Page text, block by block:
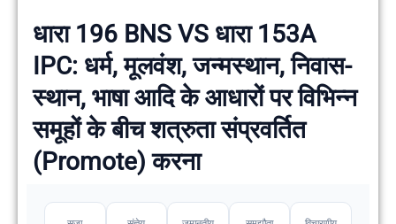
धारा 196 BNS VS धारा 153A
IPC: धर्म, मूलवंश, जन्मस्थान, निवास-
स्थान, भाषा आदि के आधारों पर विभिन्न
समूहों के बीच शत्रुता संप्रवर्तित
(Promote) करना